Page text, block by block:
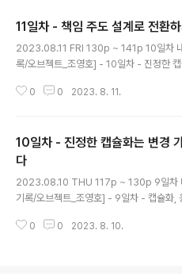
11일차 - 책임 주도 설계로 전환하
2023.08.11 FRI 130p ~ 141p 10일차
록/오브젝트_조영호] - 10일차 - 진정한
23.08.10 THU 117p ~ 130p 9일차 내
nta-ming.tistory.com 데이터 중심 설계
의 설계는 너무 이른 시기에 데이터에 관해
0 0 2023. 8. 11.
10일차 - 진정한 캡슐화는 변경
다
2023.08.10 THU 117p ~ 130p 9일차
기록/오브젝트_조영호] - 9일차 - 캡슐화,
023.08.09 - [개발 서적 기록/오브젝트_
0 0 2023. 8. 10.